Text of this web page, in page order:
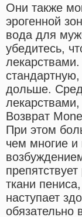
Они также
эрогенной
вода для
убедитесь,
дольше.
Возврат
При этом
чем многие и
ткани
наступает
обязательно